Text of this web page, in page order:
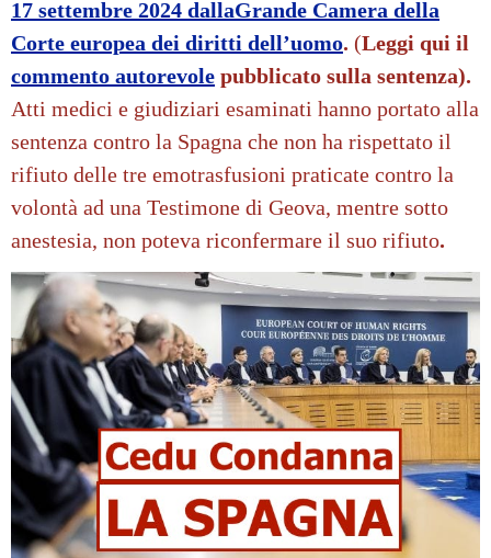
17 settembre 2024 dallaGrande Camera della
Corte europea dei diritti dell’uomo. (Leggi qui il
commento autorevole pubblicato sulla sentenza).
Atti medici e giudiziari esaminati hanno portato alla
sentenza contro la Spagna che non ha rispettato il
rifiuto delle tre emotrasfusioni praticate contro la
volontà ad una Testimone di Geova, mentre sotto
anestesia, non poteva riconfermare il suo rifiuto.